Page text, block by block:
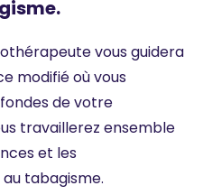
vous guidera
modifié où vous
de votre
travaillerez ensemble
et les
tabagisme.